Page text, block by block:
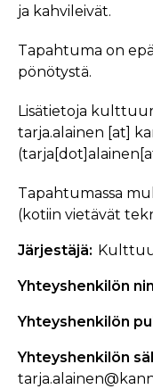
ja kahvileivät.
Tapahtuma on
pönötystä.
Lisätietoja
tarja.alainen [at]
Tapahtumassa
(kotiin vietävät
Järjestäjä
Yhteyshenkilön
Yhteyshenkilön
Yhteyshenkilön